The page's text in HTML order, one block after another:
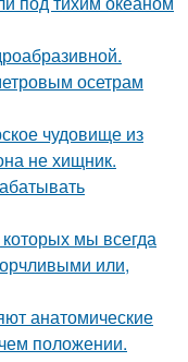
осетрам
чудовище из
не хищник.
мы всегда
или,
анатомические
положении.